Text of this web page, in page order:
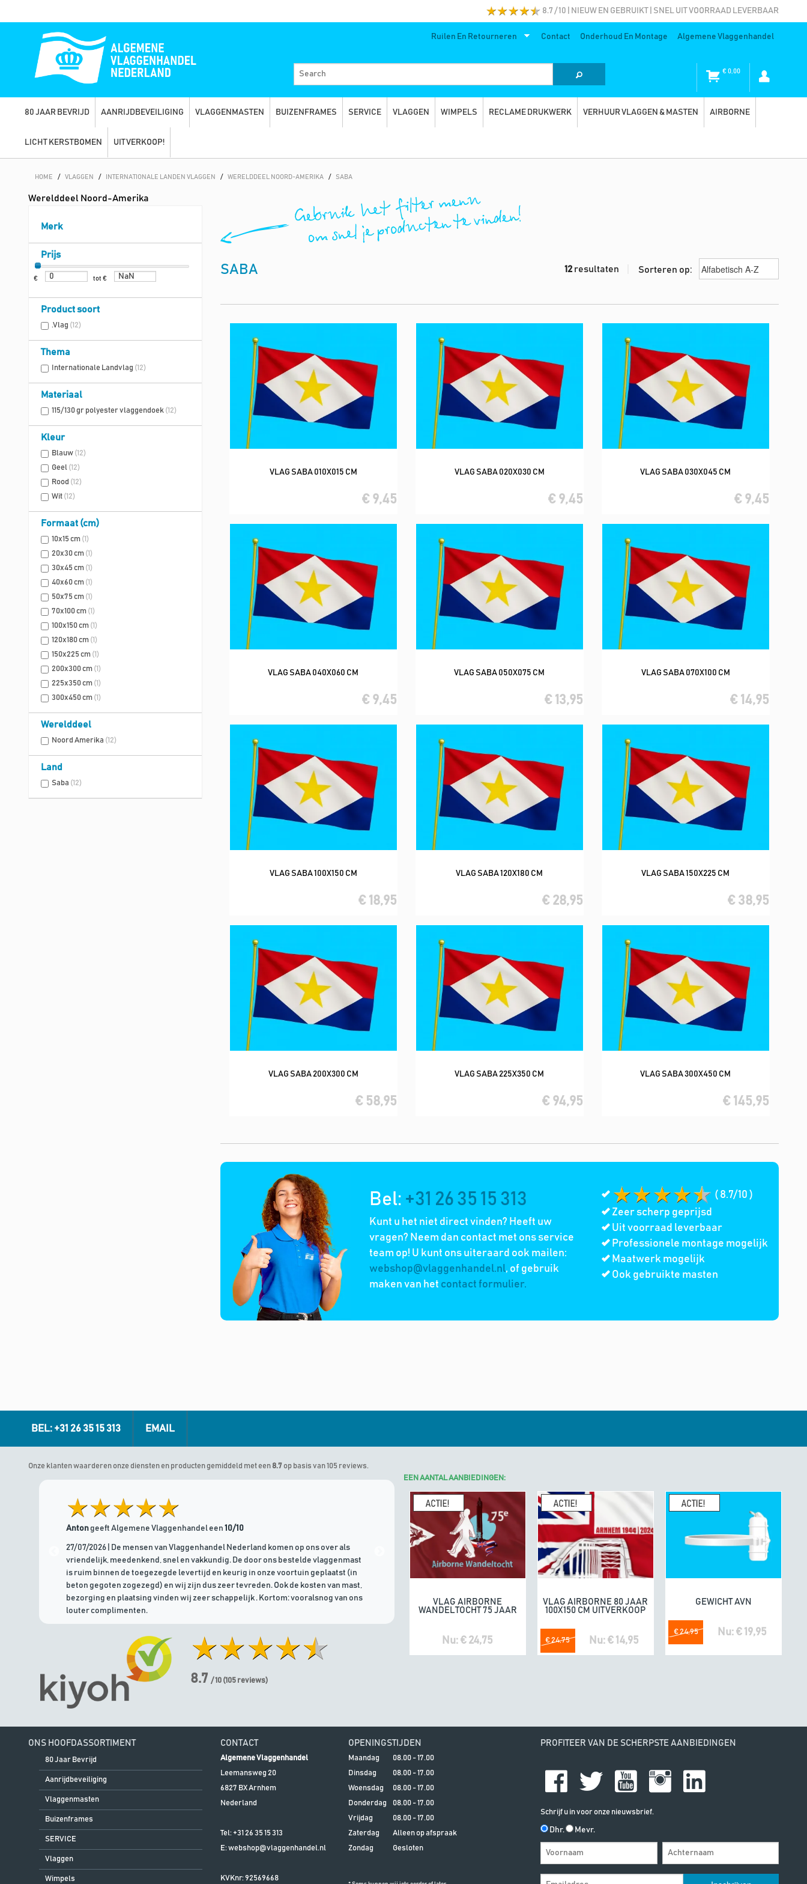
8.7 / 10 | NIEUW EN GEBRUIKT | SNEL UIT VOORRAAD LEVERBAAR
Ruilen En Retourneren Contact Onderhoud En Montage Algemene Vlaggenhandel
€0,00
80 JAAR BEVRIJD AANRIJDBEVEILIGING VLAGGENMASTEN BUIZENFRAMES SERVICE VLAGGEN WIMPELS RECLAME DRUKWERK VERHUUR VLAGGEN & MASTEN AIRBORNE
LICHT KERSTBOMEN UITVERKOOP!
HOME / VLAGGEN / INTERNATIONALE LANDEN VLAGGEN / WERELDDEEL NOORD-AMERIKA / SABA
Werelddeel Noord-Amerika
Merk
Prijs
€ tot €
Product soort
.Vlag (12)
Thema
Internationale Landvlag (12)
Materiaal
115/130 gr polyester vlaggendoek (12)
Kleur
Blauw (12)
Geel (12)
Rood (12)
Wit (12)
Formaat (cm)
10x15 cm (1)
20x30 cm (1)
30x45 cm (1)
40x60 cm (1)
50x75 cm (1)
70x100 cm (1)
100x150 cm (1)
120x180 cm (1)
150x225 cm (1)
200x300 cm (1)
225x350 cm (1)
300x450 cm (1)
Werelddeel
Noord Amerika (12)
Land
Saba (12)
12 resultaten Sorteren op:
SABA
In winkelwagen
VLAG SABA 010X015 CM
€ 9,45
In winkelwagen
VLAG SABA 020X030 CM
€ 9,45
In winkelwagen
VLAG SABA 030X045 CM
€ 9,45
In winkelwagen
VLAG SABA 040X060 CM
€ 9,45
In winkelwagen
VLAG SABA 050X075 CM
€ 13,95
In winkelwagen
VLAG SABA 070X100 CM
€ 14,95
In winkelwagen
VLAG SABA 100X150 CM
€ 18,95
In winkelwagen
VLAG SABA 120X180 CM
€ 28,95
In winkelwagen
VLAG SABA 150X225 CM
€ 38,95
In winkelwagen
VLAG SABA 200X300 CM
€ 58,95
In winkelwagen
VLAG SABA 225X350 CM
€ 94,95
In winkelwagen
VLAG SABA 300X450 CM
€ 145,95
Bel: +31 26 35 15 313
Kunt u het niet direct vinden? Heeft uw
vragen? Neem dan contact met ons service
team op! U kunt ons uiteraard ook mailen:
webshop@vlaggenhandel.nl, of gebruik
maken van het contact formulier.
( 8.7/10 )
Zeer scherp geprijsd
Uit voorraad leverbaar
Professionele montage mogelijk
Maatwerk mogelijk
Ook gebruikte masten
BEL: +31 26 35 15 313 EMAIL
Onze klanten waarderen onze diensten en producten gemiddeld met een 8.7 op basis van 105 reviews.
Antongeeft Algemene Vlaggenhandel een 10/10
27/07/2026 | De mensen van Vlaggenhandel Nederland komen op ons over als
vriendelijk, meedenkend, snel en vakkundig. De door ons bestelde vlaggenmast
is ruim binnen de toegezegde levertijd en keurig in onze voortuin geplaatst (in
beton gegoten zogezegd) en wij zijn dus zeer tevreden. Ook de kosten van mast,
bezorging en plaatsing vinden wij zeer schappelijk . Kortom: vooralsnog van ons
louter complimenten.
Marinus geeft Algemene Vlaggenhandel een 10/10
21/07/2026 | Goede communicatie. Fijne producten.
8.7 / 10 (105 reviews)
EEN AANTAL AANBIEDINGEN:
In winkelwagen
VLAG AIRBORNE
WANDELTOCHT 75 JAAR
Nu: € 24,75
In winkelwagen
VLAG AIRBORNE 80 JAAR
100X150 CM UITVERKOOP
€ 24,75 Nu: € 14,95
In winkelwagen
GEWICHT AVN
€ 24,95 Nu: € 19,95
ONS HOOFDASSORTIMENT
80 Jaar Bevrijd
Aanrijdbeveiliging
Vlaggenmasten
Buizenframes
SERVICE
Vlaggen
Wimpels
CONTACT
Algemene Vlaggenhandel
Leemansweg 20
6827 BXArnhem
Nederland
Tel: +31 26 35 15 313
E:webshop@vlaggenhandel.nl
KVKnr: 92569668
OPENINGSTIJDEN
Maandag
08.00 - 17.00
Dinsdag
08.00 - 17.00
Woensdag
08.00 - 17.00
Donderdag
08.00 - 17.00
Vrijdag
08.00 - 17.00
Zaterdag
Alleen op afspraak
Zondag
Gesloten
PROFITEER VAN DE SCHERPSTE AANBIEDINGEN
Schrijf u in voor onze nieuwsbrief.
Dhr. Mevr.